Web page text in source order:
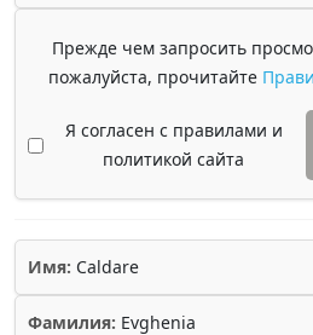
Прежде чем запросить
пожалуйста, прочитайте
Я согласен с правилами и
политикой сайта
Имя: Caldare
Фамилия: Evghenia